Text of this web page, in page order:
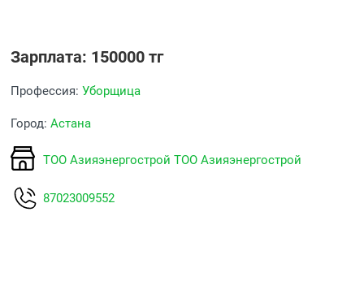
Зарплата: 150000 тг
Профессия:Уборщица
Город:Астана
ТОО Азияэнергострой ТОО Азияэнергострой
87023009552